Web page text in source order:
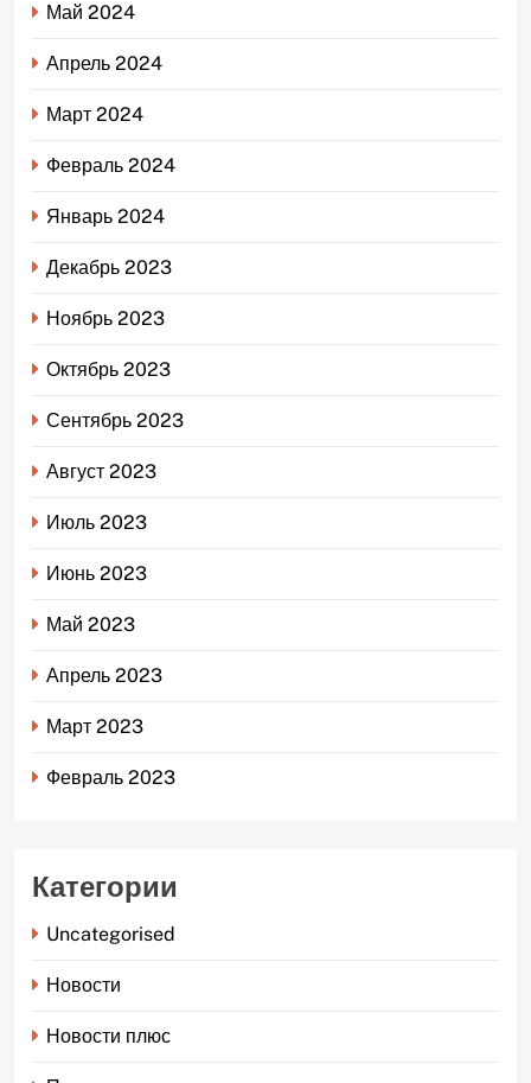
Май 2024
Апрель 2024
Март 2024
Февраль 2024
Январь 2024
Декабрь 2023
Ноябрь 2023
Октябрь 2023
Сентябрь 2023
Август 2023
Июль 2023
Июнь 2023
Май 2023
Апрель 2023
Март 2023
Февраль 2023
Категории
Uncategorised
Новости
Новости плюс